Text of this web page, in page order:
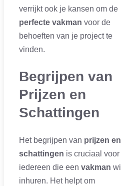
verrijkt ook je kansen om de
perfecte vakman voor de
behoeften van je project te
vinden.
Begrijpen van
Prijzen en
Schattingen
Het begrijpen van prijzen en
schattingen is cruciaal voor
iedereen die een vakman wil
inhuren. Het helpt om